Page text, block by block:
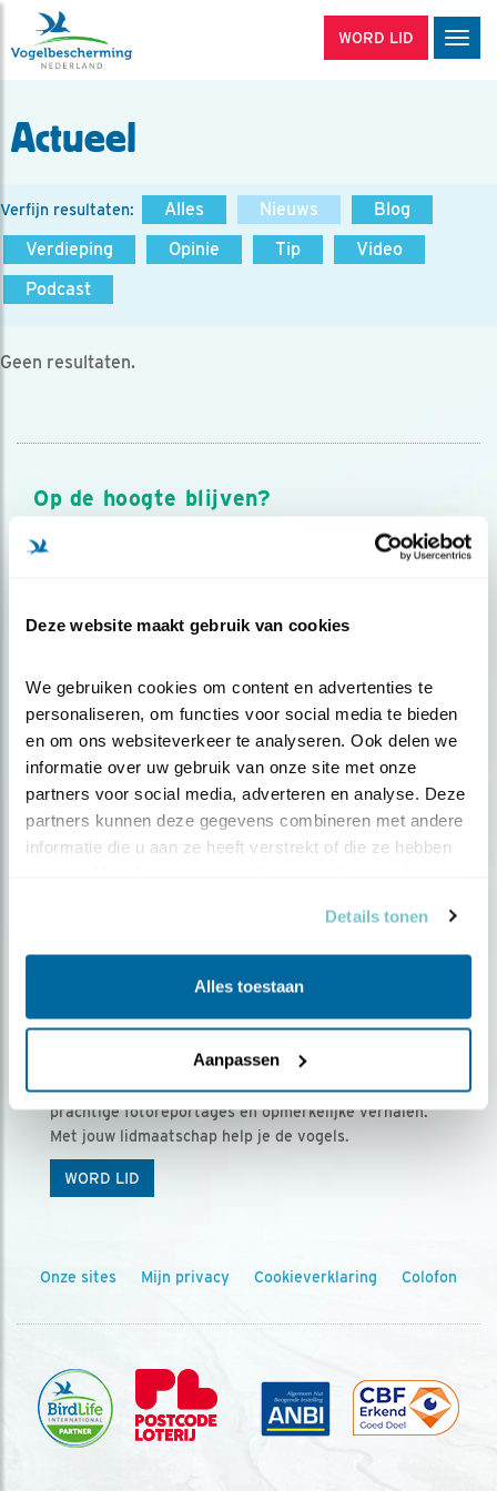
Deze website maakt gebruik van cookies
We gebruiken cookies om content en advertenties te
personaliseren, om functies voor social media te bieden
en om ons websiteverkeer te analyseren. Ook delen we
informatie over uw gebruik van onze site met onze
partners voor social media, adverteren en analyse. Deze
partners kunnen deze gegevens combineren met andere
informatie die u aan ze heeft verstrekt of die ze hebben
Details tonen
Alles toestaan
Aanpassen
WORD LID
Actueel
Verfijn resultaten: Alles Nieuws
Blog
Verdieping
Opinie Tip
Video
Podcast
Geen resultaten.
Op de hoogte blijven?
Meld je aan en ontvang nieuws, inspiratie, acties en tips
over vogels en activiteiten van Vogelbescherming.
Ontvang 5 x Vogels voor € 36,00 per jaar
Vogels is het tijdschrift voor onze leden, met
prachtige fotoreportages en opmerkelijke verhalen.
Met jouw lidmaatschap help je de vogels.
WORD LID
Onze sites Mijn privacy Cookieverklaring Colofon